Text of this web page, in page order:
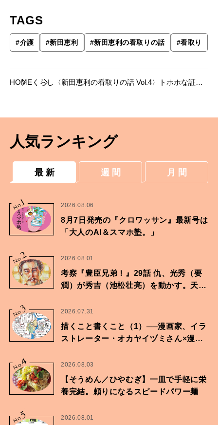
TAGS
#介護 #新田恵利 #新田恵利の看取りの話 #看取り
HOME くらし
〈新田恵利の看取りの話 Vol.4〉トホホな証明
人気ランキング
最 新 週 間 月 間
No.
1 2026.08.06
8月7日発売の『クロワッサン』最新号は
「大人のAI＆スマホ塾。」
No.2 2026.08.01
考察『豊臣兄弟！』29話 仇、光秀（要
潤）が秀吉（池松壮亮）を動かす。天下
No.
3 2026.07.31
描くこと書くこと（1）──漫画家、イラ
ストレーター・オカヤイヅミさん×漫画
No.
4 2026.08.03
【そうめん／ひやむぎ】一皿で手軽に栄
養完結。頼りになるスピードパワー麺
No.
5 2026.08.01